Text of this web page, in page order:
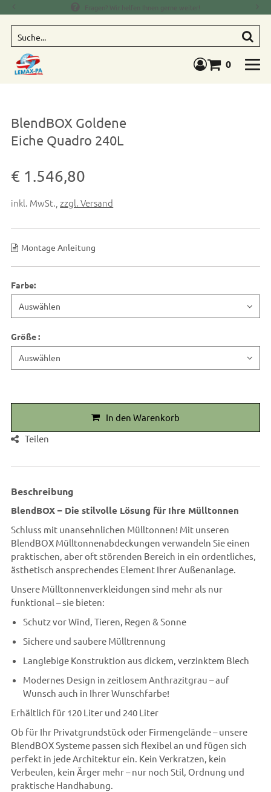
Fragen? Wir helfen Ihnen gerne weiter!
Warenkorb
0
BlendBOX Goldene
Eiche Quadro 240L
Verkaufspreis: € 1.546,80
€ 1.546,80
inkl. MwSt. ,zzgl. Versand
Montage Anleitung
Farbe:
Größe:
In den Warenkorb
Teilen
Beschreibung
BlendBOX – Die stilvolle Lösung für Ihre Mülltonnen
Schluss mit unansehnlichen Mülltonnen! Mit unseren
BlendBOX Mülltonnenabdeckungen verwandeln Sie einen
praktischen, aber oft störenden Bereich in ein ordentliches,
ästhetisch ansprechendes Element Ihrer Außenanlage.
Unsere Mülltonnenverkleidungen sind mehr als nur
funktional – sie bieten:
Schutz vor Wind, Tieren, Regen & Sonne
Sichere und saubere Mülltrennung
Langlebige Konstruktion aus dickem, verzinktem Blech
Modernes Design in zeitlosem Anthrazitgrau – auf
Wunsch auch in Ihrer Wunschfarbe!
Erhältlich für 120 Liter und 240 Liter
Ob für Ihr Privatgrundstück oder Firmengelände – unsere
BlendBOX Systeme passen sich flexibel an und fügen sich
perfekt in jede Architektur ein. Kein Verkratzen, kein
Verbeulen, kein Ärger mehr – nur noch Stil, Ordnung und
praktische Handhabung.